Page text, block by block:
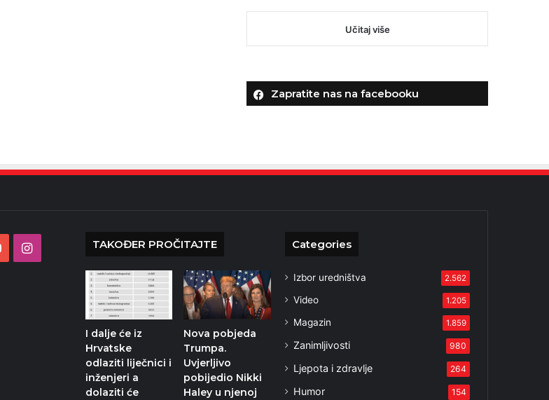
Učitaj više
Zapratite nas na facebooku
YouTubeInstagram TAKOĐER PROČITAJTE
I dalje će iz
Hrvatske
odlaziti liječnici i
inženjeri a
dolaziti će
Nova pobjeda
Trumpa.
Uvjerljivo
pobijedio Nikki
Haley u njenoj
Categories
Izbor uredništva 2.562
Video 1.205
Magazin 1.859
Zanimljivosti 980
Ljepota i zdravlje 264
Humor 154